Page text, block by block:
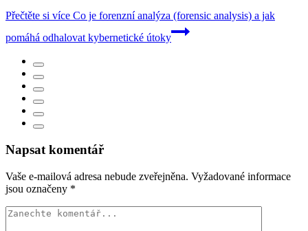
Přečtěte si více Co je forenzní analýza (forensic analysis) a jak
pomáhá odhalovat kybernetické útoky
Napsat komentář
Vaše e-mailová adresa nebude zveřejněna. Vyžadované informace
jsou označeny *